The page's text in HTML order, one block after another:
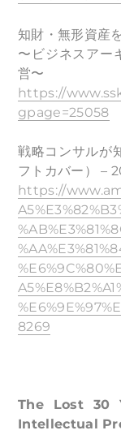
知財・無形資産
〜ビジネスアー
営〜
https://
gpage=25058
戦略コンサルが
フトカバー） –
https://
8269
The Lost 30
Intellectual